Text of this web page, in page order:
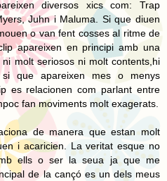
diversos xics com: Trap
Juhn i Maluma. Si que diuen
o van fent cosses al ritme de
apareixen en principi amb una
molt seriosos ni molt contents,hi
que apareixen mes o menys
es relacionen com parlant entre
fan moviments molt exagerats.
de manera que estan molt
i acaricien. La veritat esque no
ells o ser la seua ja que me
de la cançó es un dels meus